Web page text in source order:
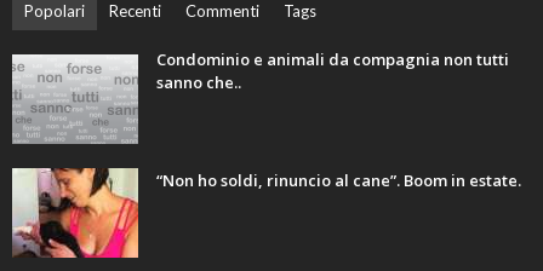
Popolari Recenti Commenti Tags
Condominio e animali da compagnia non tutti
sanno che..
“Non ho soldi, rinuncio al cane”. Boom in estate.